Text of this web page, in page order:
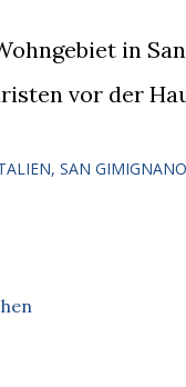
in
vor der
SAN GIMIGNANO